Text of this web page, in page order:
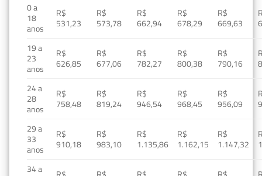
0 a
18
anos
R$
531,23
R$
573,78
R$
662,94
R$
678,29
R$
669,63
19 a
23
anos
R$
626,85
R$
677,06
R$
782,27
R$
800,38
R$
790,16
24 a
28
anos
R$
758,48
R$
819,24
R$
946,54
R$
968,45
R$
956,09
29 a
33
anos
R$
910,18
R$
983,10
R$
1.135,86
R$
1.162,15
R$
1.147,32
34 a